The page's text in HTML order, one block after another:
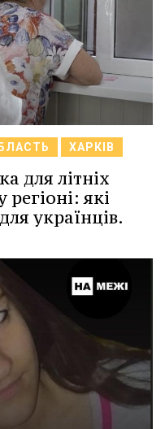
ХАРКІВ
для літніх
які
українців.